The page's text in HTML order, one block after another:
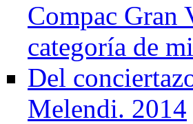
Compac Gran
categoría de
Del
Melendi. 2014